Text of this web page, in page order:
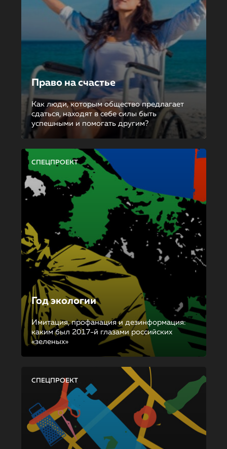
Право на счастье
Как люди, которым общество предлагает
сдаться, находят в себе силы быть
успешными и помогать другим?
СПЕЦПРОЕКТ
Год экологии
Имитация, профанация и дезинформация:
каким был 2017-й глазами российских
«зеленых»
СПЕЦПРОЕКТ